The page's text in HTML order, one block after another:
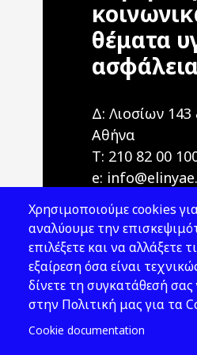
θέματα
Δ: Λιοσίων 143
Αθήνα
T: 210 82 00
e:
Χρησιμοποιούμε cookies
αναλύουμε την
επιλέξετε και να αλλάξετε
εξαίρεση όσα είναι
δίνετε τη συγκατάθεσή
στην Πολιτική μας για τα
Cookie documentation
2026 ©